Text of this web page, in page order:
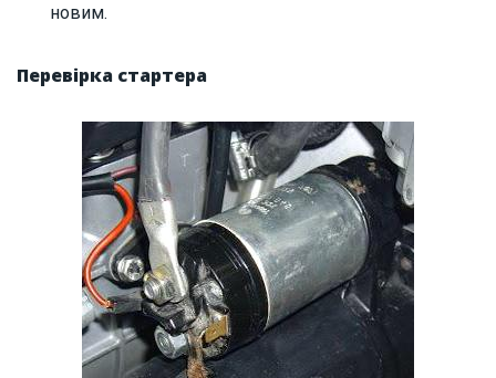
новим.
Перевірка стартера